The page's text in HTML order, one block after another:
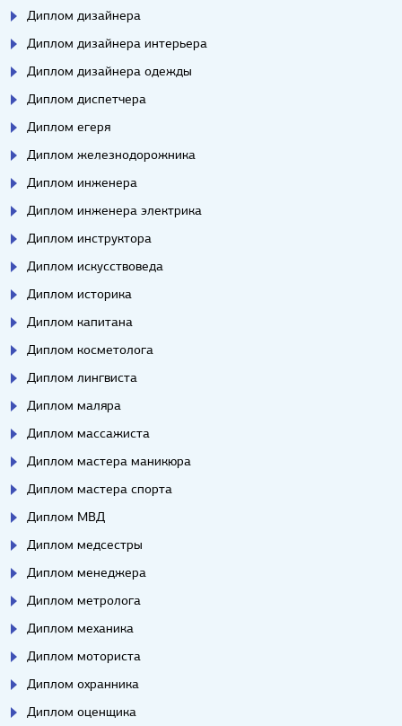
Диплом дизайнера
Диплом дизайнера интерьера
Диплом дизайнера одежды
Диплом диспетчера
Диплом егеря
Диплом железнодорожника
Диплом инженера
Диплом инженера электрика
Диплом инструктора
Диплом искусствоведа
Диплом историка
Диплом капитана
Диплом косметолога
Диплом лингвиста
Диплом маляра
Диплом массажиста
Диплом мастера маникюра
Диплом мастера спорта
Диплом МВД
Диплом медсестры
Диплом менеджера
Диплом метролога
Диплом механика
Диплом моториста
Диплом охранника
Диплом оценщика